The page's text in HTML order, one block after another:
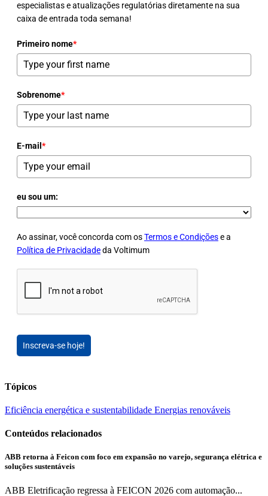
especialistas e atualizações regulatórias diretamente na sua
caixa de entrada toda semana!
Primeiro nome*
Sobrenome*
E-mail *
eu sou um:
Ao assinar, você concorda com osTermos e Condiçõese a
Política de Privacidadeda Voltimum
Inscreva-se hoje!
Tópicos
Eficiência energética e sustentabilidade Energias renováveis
Conteúdos relacionados
ABB retorna à Feicon com foco em expansão no varejo, segurança elétrica e
soluções sustentáveis
ABB Eletrificação regressa à FEICON 2026 com automação...